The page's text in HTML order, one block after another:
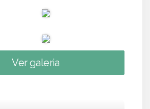
Ver galeria